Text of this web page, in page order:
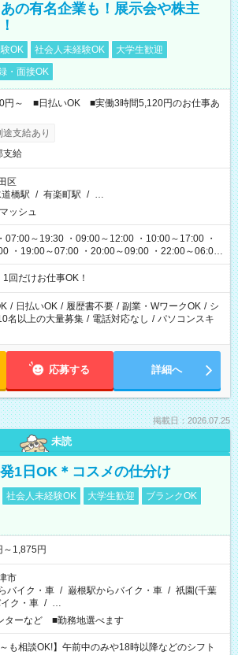
の有名企業も！展示会や株主
OK 社会人未経験OK
大学生歓迎
・面接OK
円～ ■日払いOK ■実働3時間5,120円のお仕事あ
支給あり
支給
区
橋駅 / 有楽町駅 / …
ッシュ
07:00～19:30 ・09:00～12:00 ・10:00～17:00 ・
・19:00～07:00 ・20:00～09:00 ・22:00～06:00
介！ ※シフトは
回だけお仕事OK！
/ 日払いOK / 履歴書不要 / 副業・WワークOK / シ
名以上の大量募集 / 電話対応なし / パソコンスキ
応募する 詳細へ
掲載日：2026.07.25
未読
1日OK＊コスメの仕分け
社会人未経験OK 大学生歓迎
ブランクOK
1,875円
市
バイク・車 / 巌根駅からバイク・車 / 祇園(千葉
ク・車 / …
ターなど ■勤務地選べます
～も相談OK!】午前中のみや18時以降などのシフト